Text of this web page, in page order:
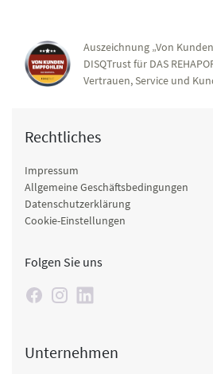
Auszeichnung „Von
DISQTrust für DAS
Vertrauen, Service und
Rechtliches
Impressum
Allgemeine Geschäftsbedingungen
Datenschutzerklärung
Cookie-Einstellungen
Folgen Sie uns
Unternehmen